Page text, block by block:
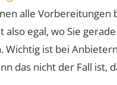
alle
also egal, wo Sie
Wichtig ist bei
das nicht der Fall ist,